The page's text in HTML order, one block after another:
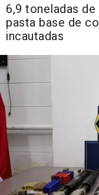
6,9 toneladas
pasta base de
incautadas